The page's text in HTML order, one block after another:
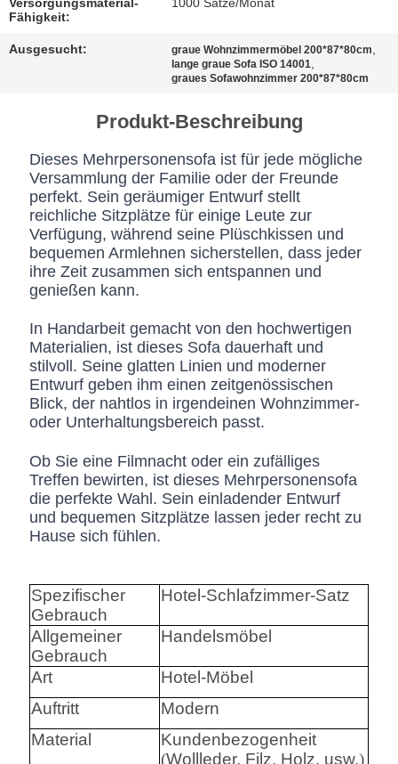
Fähigkeit:
Ausgesucht: graue Wohnzimmermöbel 200*87*80cm
lange graue Sofa ISO 14001
graues Sofawohnzimmer 200*87*80cm
Produkt-Beschreibung
Dieses Mehrpersonensofa ist für jede mögliche
Versammlung der Familie oder der Freunde
perfekt. Sein geräumiger Entwurf stellt
reichliche Sitzplätze für einige Leute zur
Verfügung, während seine Plüschkissen und
bequemen Armlehnen sicherstellen, dass jeder
ihre Zeit zusammen sich entspannen und
genießen kann.
In Handarbeit gemacht von den hochwertigen
Materialien, ist dieses Sofa dauerhaft und
stilvoll. Seine glatten Linien und moderner
Entwurf geben ihm einen zeitgenössischen
Blick, der nahtlos in irgendeinen Wohnzimmer-
oder Unterhaltungsbereich passt.
Ob Sie eine Filmnacht oder ein zufälliges
Treffen bewirten, ist dieses Mehrpersonensofa
die perfekte Wahl. Sein einladender Entwurf
und bequemen Sitzplätze lassen jeder recht zu
Hause sich fühlen.
Spezifischer
Gebrauch
Hotel-Schlafzimmer-Satz
Allgemeiner
Gebrauch
Handelsmöbel
Art
Hotel-Möbel
Auftritt
Modern
Material
Kundenbezogenheit
(Wollleder, Filz, Holz, usw.)